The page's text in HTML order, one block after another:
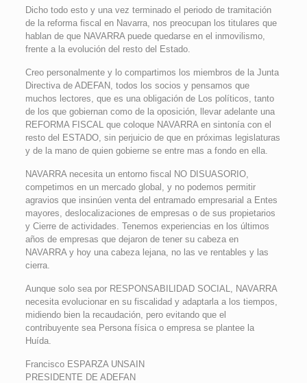
Dicho todo esto y una vez terminado el periodo de tramitación
de la reforma fiscal en Navarra, nos preocupan los titulares que
hablan de que NAVARRA puede quedarse en el inmovilismo,
frente a la evolución del resto del Estado.
Creo personalmente y lo compartimos los miembros de la Junta
Directiva de ADEFAN, todos los socios y pensamos que
muchos lectores, que es una obligación de Los políticos, tanto
de los que gobiernan como de la oposición, llevar adelante una
REFORMA FISCAL que coloque NAVARRA en sintonía con el
resto del ESTADO, sin perjuicio de que en próximas legislaturas
y de la mano de quien gobierne se entre mas a fondo en ella.
NAVARRA necesita un entorno fiscal NO DISUASORIO,
competimos en un mercado global, y no podemos permitir
agravios que insinúen venta del entramado empresarial a Entes
mayores, deslocalizaciones de empresas o de sus propietarios
y Cierre de actividades. Tenemos experiencias en los últimos
años de empresas que dejaron de tener su cabeza en
NAVARRA y hoy una cabeza lejana, no las ve rentables y las
cierra.
Aunque solo sea por RESPONSABILIDAD SOCIAL, NAVARRA
necesita evolucionar en su fiscalidad y adaptarla a los tiempos,
midiendo bien la recaudación, pero evitando que el
contribuyente sea Persona física o empresa se plantee la
Huída.
Francisco ESPARZA UNSAIN
PRESIDENTE DE ADEFAN